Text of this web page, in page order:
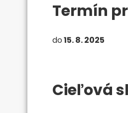
Termín
do15. 8. 2025
Cieľová